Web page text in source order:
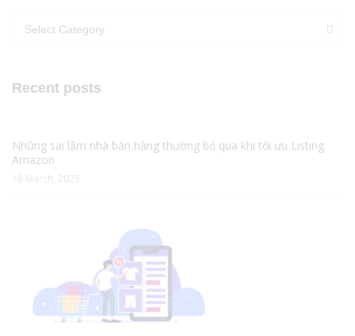
Select Category
Recent posts
Những sai lầm nhà bán hàng thường bỏ qua khi tối ưu Listing
Amazon
18 March, 2025